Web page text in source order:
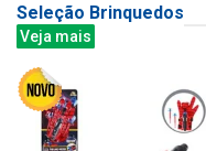
Seleção Brinquedos
Veja mais